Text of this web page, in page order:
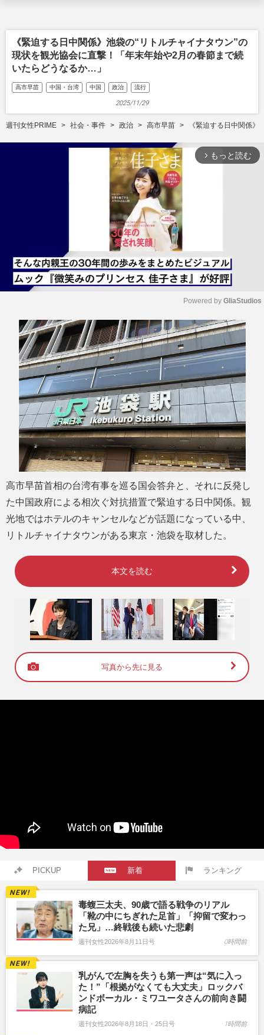
《緊迫する日中関係》池袋の“リトルチャイナタウン”の
現状を観光協会に直撃！「年末年始や2月の春節まで続
いたらどうなるか…」
高市早苗 中国・台湾 中国 政治 流行
2025/11/29
週刊女性PRIME 社会・事件 政治 高市早苗 《緊迫する日中関係
arrow_forward_ios もっと読む
M
u
t
e
Powered by GliaStudios
高市早苗首相の台湾有事を巡る国会答弁と、それに反発し
た中国政府による相次ぐ対抗措置で緊迫する日中関係。観
光地ではホテルのキャンセルなどが話題になっている中、
リトルチャイナタウンがある東京・池袋を取材した。
本文を読む
写真から先に見る
PICKUP 新着 ランキング
毒蝮三太夫、90歳で語る戦争のリアル
「靴の中にちぎれた足首」「抑留で変わっ
た兄」…終戦後も続いた悲劇
週刊女性2026年8月11日号 0時間前
乳がんで左胸を失うも第一声は“気に入っ
た！”「根拠がなくても大丈夫」ロックバ
ンドボーカル・ミワユータさんの前向き闘
病記
週刊女性2026年8月18日・25日号 1時間前